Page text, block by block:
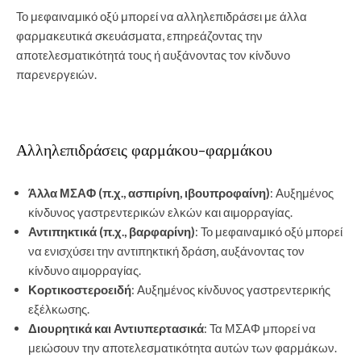
Το μεφαιναμικό οξύ μπορεί να αλληλεπιδράσει με άλλα
φαρμακευτικά σκευάσματα, επηρεάζοντας την
αποτελεσματικότητά τους ή αυξάνοντας τον κίνδυνο
παρενεργειών.
Αλληλεπιδράσεις φαρμάκου-φαρμάκου
Άλλα ΜΣΑΦ (π.χ., ασπιρίνη, ιβουπροφαίνη): Αυξημένος
κίνδυνος γαστρεντερικών ελκών και αιμορραγίας.
Αντιπηκτικά (π.χ., βαρφαρίνη): Το μεφαιναμικό οξύ μπορεί
να ενισχύσει την αντιπηκτική δράση, αυξάνοντας τον
κίνδυνο αιμορραγίας.
Κορτικοστεροειδή: Αυξημένος κίνδυνος γαστρεντερικής
εξέλκωσης.
Διουρητικά και Αντιυπερτασικά: Τα ΜΣΑΦ μπορεί να
μειώσουν την αποτελεσματικότητα αυτών των φαρμάκων.